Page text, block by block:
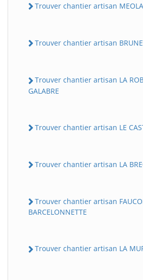
Trouver chantier artisan
Trouver chantier artisan
Trouver chantier artisan LA
GALABRE
Trouver chantier artisan LE
Trouver chantier artisan LA
Trouver chantier artisan
BARCELONNETTE
Trouver chantier artisan LA